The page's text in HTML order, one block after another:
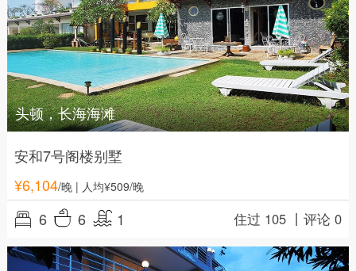
头顿，长海海滩
安和7号阁楼别墅
¥6,104/晚| 人均¥509/晚
6 6 1 住过 105 丨评论 0